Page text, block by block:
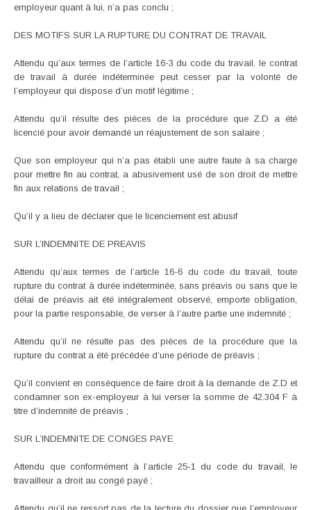
employeur quant à lui, n’a pas conclu ;
DES MOTIFS SUR LA RUPTURE DU CONTRAT DE TRAVAIL
Attendu qu’aux termes de l’article 16-3 du code du travail, le contrat
de travail à durée indéterminée peut cesser par la volonté de
l’employeur qui dispose d’un motif légitime ;
Attendu qu’il résulte des pièces de la procédure que Z.D a été
licencié pour avoir demandé un réajustement de son salaire ;
Que son employeur qui n’a pas établi une autre faute à sa charge
pour mettre fin au contrat, a abusivement usé de son droit de mettre
fin aux relations de travail ;
Qu’il y a lieu de déclarer que le licenciement est abusif
SUR L’INDEMNITE DE PREAVIS
Attendu qu’aux termes de l’article 16-6 du code du travail, toute
rupture du contrat à durée indéterminée, sans préavis ou sans que le
délai de préavis ait été intégralement observé, emporte obligation,
pour la partie responsable, de verser à l’autre partie une indemnité ;
Attendu qu’il ne résulte pas des pièces de la procédure que la
rupture du contrat a été précédée d’une période de préavis ;
Qu’il convient en conséquence de faire droit à la demande de Z.D et
condamner son ex-employeur à lui verser la somme de 42.304 F à
titre d’indemnité de préavis ;
SUR L’INDEMNITE DE CONGES PAYE
Attendu que conformément à l’article 25-1 du code du travail, le
travailleur a droit au congé payé ;